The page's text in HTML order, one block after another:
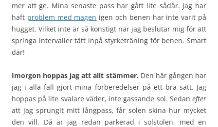
mer att ge. Mina senaste pass har gått lite sådär. Jag har
haft problem med magen igen och benen har inte varit på
hugget. Vilket inte är så konstigt när jag beslutar mig för att
springa intervaller tätt inpå styrketräning för benen. Smart
där!
Imorgon hoppas jag att allt stämmer. Den här gången har
jag i alla fall gjort mina förberedelser på ett bra sätt. Jag
hoppas på lite svalare väder, inte gassande sol. Sedan efter
att jag sprungit mitt långpass, får solen skina hur mycket
den vill. Då är jag redan parkerad i solstolen, med en